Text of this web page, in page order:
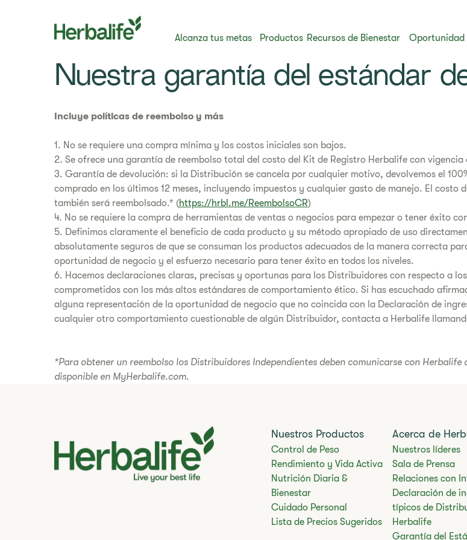
Alcanza tus metas Productos Recursos de Bienestar Oportunidad
Nuestra garantía del estándar
Incluye políticas de reembolso y más
1. No se requiere una compra mínima y los costos iniciales son bajos.
2. Se ofrece una garantía de reembolso total del costo del Kit de Registro Herbalife con
3. Garantía de devolución: si la Distribución se cancela por cualquier motivo, devolvemos el
comprado en los últimos 12 meses, incluyendo impuestos y cualquier gasto de manejo. El
también será reembolsado.* (https://hrbl.me/ReembolsoCR)
4. No se requiere la compra de herramientas de ventas o negocios para empezar o tener éxito
5. Definimos claramente el beneficio de cada producto y su método apropiado de uso
absolutamente seguros de que se consuman los productos adecuados de la manera correcta
oportunidad de negocio y el esfuerzo necesario para tener éxito en todos los niveles.
6. Hacemos declaraciones claras, precisas y oportunas para los Distribuidores con respecto a
comprometidos con los más altos estándares de comportamiento ético. Si has escuchado
alguna representación de la oportunidad de negocio que no coincida con la Declaración de
cualquier otro comportamiento cuestionable de algún Distribuidor, contacta a Herbalife
*Para obtener un reembolso los Distribuidores Independientes deben comunicarse con
disponible en MyHerbalife.com.
Nuestros Productos
Control de Peso
Rendimiento y Vida Activa
Nutrición Diaria &
Bienestar
Cuidado Personal
Lista de Precios Sugeridos
Acerca de
Nuestros líderes
Sala de Prensa
Relaciones con
Declaración de
típicos de
Herbalife
Garantía del